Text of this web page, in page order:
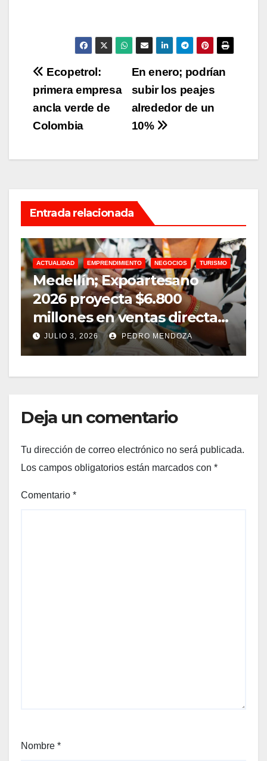
Navegación
de
entradas
En enero; podrían
subir los peajes
alrededor de un
10%
Ecopetrol:
primera empresa
ancla verde de
Colombia
Entrada relacionada
ACTUALIDAD EMPRENDIMIENTO NEGOCIOS TURISMO
Medellín; Expoartesano
2026 proyecta $6.800
millones en ventas directas
y un impacto de USD 9,7
millones
JULIO 3, 2026 PEDRO MENDOZA
Deja un comentario
Tu dirección de correo electrónico no será publicada.
Los campos obligatorios están marcados con *
Comentario *
Nombre *